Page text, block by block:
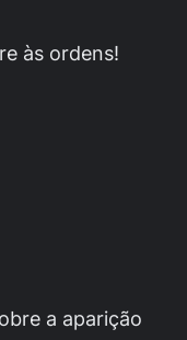
às ordens!
a aparição